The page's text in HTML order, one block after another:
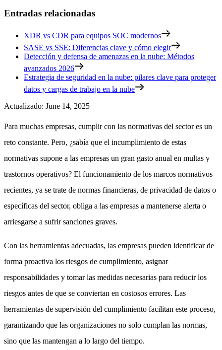
Entradas relacionadas
XDR vs CDR para equipos SOC modernos
SASE vs SSE: Diferencias clave y cómo elegir
Detección y defensa de amenazas en la nube: Métodos
avanzados 2026
Estrategia de seguridad en la nube: pilares clave para proteger
datos y cargas de trabajo en la nube
Actualizado: June 14, 2025
Para muchas empresas, cumplir con las normativas del sector es un
reto constante. Pero, ¿sabía que el incumplimiento de estas
normativas supone a las empresas un gran gasto anual en multas y
trastornos operativos? El funcionamiento de los marcos normativos
recientes, ya se trate de normas financieras, de privacidad de datos o
específicas del sector, obliga a las empresas a mantenerse alerta o
arriesgarse a sufrir sanciones graves.
Con las herramientas adecuadas, las empresas pueden identificar de
forma proactiva los riesgos de cumplimiento, asignar
responsabilidades y tomar las medidas necesarias para reducir los
riesgos antes de que se conviertan en costosos errores. Las
herramientas de supervisión del cumplimiento facilitan este proceso,
garantizando que las organizaciones no solo cumplan las normas,
sino que las mantengan a lo largo del tiempo.